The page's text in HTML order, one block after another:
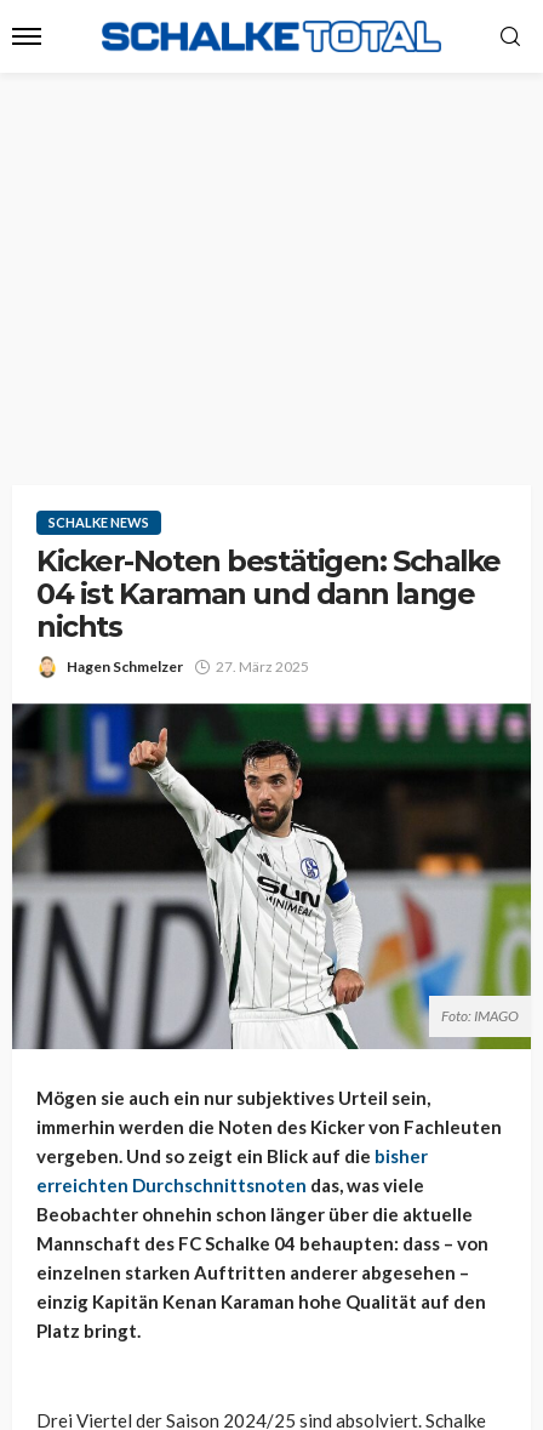
SCHALKE NEWS
Kicker-Noten bestätigen: Schalke
04 ist Karaman und dann lange
nichts
Hagen Schmelzer 27. März 2025
Foto: IMAGO
Mögen sie auch ein nur subjektives Urteil sein,
immerhin werden die Noten des Kicker von Fachleuten
vergeben. Und so zeigt ein Blick auf die bisher
erreichten Durchschnittsnoten das, was viele
Beobachter ohnehin schon länger über die aktuelle
Mannschaft des FC Schalke 04 behaupten: dass – von
einzelnen starken Auftritten anderer abgesehen –
einzig Kapitän Kenan Karaman hohe Qualität auf den
Platz bringt.
Drei Viertel der Saison 2024/25 sind absolviert. Schalke